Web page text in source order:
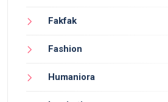
Fakfak
Fashion
Humaniora